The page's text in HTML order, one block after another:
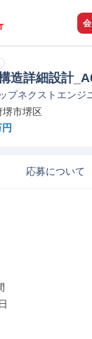
造詳細設計
プネクストエンジ
堺市堺区
応募について